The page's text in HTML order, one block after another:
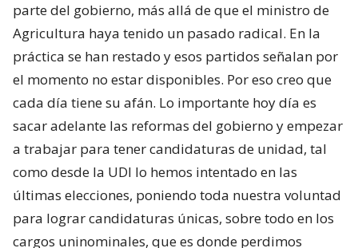
parte del gobierno, más allá de que el ministro de
Agricultura haya tenido un pasado radical. En la
práctica se han restado y esos partidos señalan por
el momento no estar disponibles. Por eso creo que
cada día tiene su afán. Lo importante hoy día es
sacar adelante las reformas del gobierno y empezar
a trabajar para tener candidaturas de unidad, tal
como desde la UDI lo hemos intentado en las
últimas elecciones, poniendo toda nuestra voluntad
para lograr candidaturas únicas, sobre todo en los
cargos uninominales, que es donde perdimos